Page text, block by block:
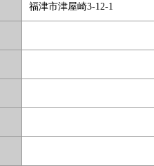
福津市津屋崎3-12-1